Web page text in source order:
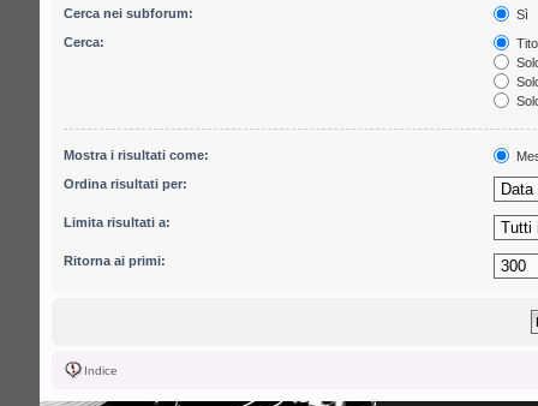
Cerca nei subforum:
Sì
Cerca:
Mostra i risultati come:
Ordina risultati per:
Limita risultati a:
Ritorna ai primi:
Indice